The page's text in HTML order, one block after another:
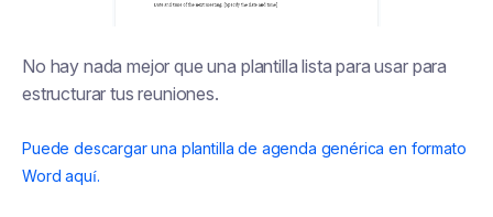
No hay nada mejor que una plantilla lista para usar para
estructurar tus reuniones.
Puede descargar una plantilla de agenda genérica en formato
Word aquí.